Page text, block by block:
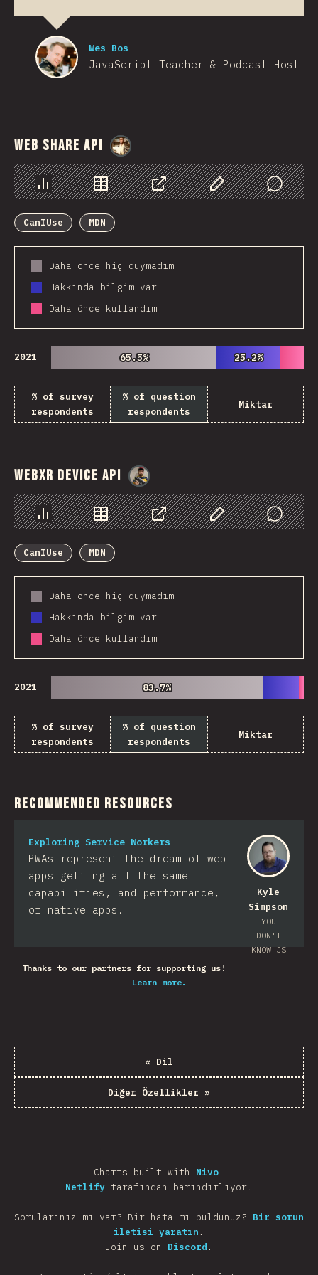
Wes Bos
JavaScript Teacher & Podcast Host
Web Share API
Chart Data Share Customize Data
Comments
CanIUse
MDN
Daha önce hiç duymadım
Hakkında bilgim var
Daha önce kullandım
2021 65.5%
65.5% 25.2%
25.2%
% of survey
respondents
% of question
respondents
Miktar
WebXR Device API
Chart Data Share Customize Data
Comments
CanIUse
MDN
Daha önce hiç duymadım
Hakkında bilgim var
Daha önce kullandım
2021 83.7%
83.7%
% of survey
respondents
% of question
respondents
Miktar
Recommended Resources
Kyle
Simpson
YOU
DON'T
KNOW JS
Exploring Service Workers
PWAs represent the dream of web
apps getting all the same
capabilities, and performance,
of native apps.
Thanks to our partners for supporting us!
Learn more.
« Dil
Diğer Özellikler »
Charts built with Nivo.
Netlify tarafından barındırlıyor.
Sorularınız mı var? Bir hata mı buldunuz? Bir sorun
iletisi yaratın .
Join us on Discord .